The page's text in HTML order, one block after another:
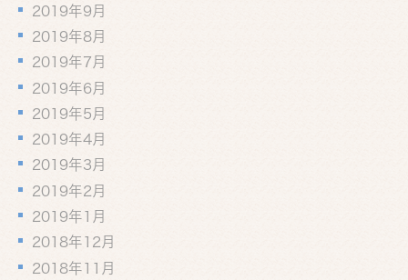
2019年9月
2019年8月
2019年7月
2019年6月
2019年5月
2019年4月
2019年3月
2019年2月
2019年1月
2018年12月
2018年11月